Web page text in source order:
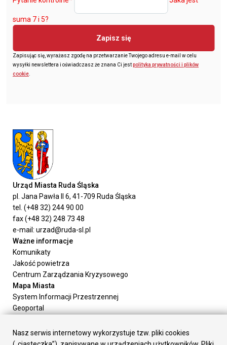
suma 7 i 5?
Zapisz się
Zapisując się, wyrażasz zgodę na przetwarzanie Twojego adresu e-mail w celu
wysyłki newslettera i oświadczasz że znana Ci jestpolityka prywatności i plików
cookie
Urząd Miasta Ruda Śląska
pl. Jana Pawła II 6, 41-709 Ruda Śląska
tel. (+48 32) 244 90 00
fax (+48 32) 248 73 48
e-mail: urzad@ruda-sl.pl
Ważne informacje
Komunikaty
Jakość powietrza
Centrum Zarządzania Kryzysowego
Mapa Miasta
System Informacji Przestrzennej
Geoportal
Załatw sprawę
Prezydent Miasta
Nasz serwis internetowy wykorzystuje tzw. pliki cookies